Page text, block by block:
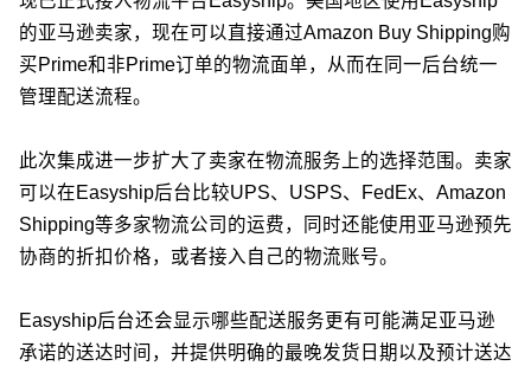
的亚马逊卖家，现在可以直接通过Amazon Buy Shipping购
买Prime和非Prime订单的物流面单，从而在同一后台统一
管理配送流程。
此次集成进一步扩大了卖家在物流服务上的选择范围。卖家
可以在Easyship后台比较UPS、USPS、FedEx、Amazon
Shipping等多家物流公司的运费，同时还能使用亚马逊预先
协商的折扣价格，或者接入自己的物流账号。
Easyship后台还会显示哪些配送服务更有可能满足亚马逊
承诺的送达时间，并提供明确的最晚发货日期以及预计送达